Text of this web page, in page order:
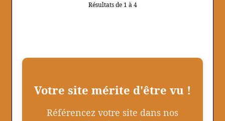
Résultats de 1 à 4
Votre site mérite d'être vu !
Référencez votre site dans nos